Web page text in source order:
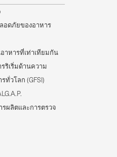
อดภัยของอาหาร
าหารที่เท่าเทียมกัน
ริเริ่มด้านความ
ทั่วโลก (GFSI)
ผลิตและการตรวจ